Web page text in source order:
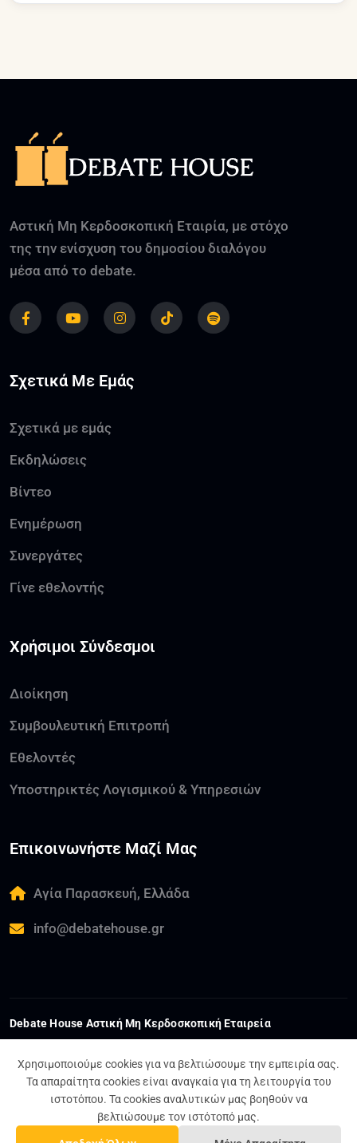
Αστική Μη Κερδοσκοπική Εταιρία, με στόχο
της την ενίσχυση του δημοσίου διαλόγου
μέσα από το debate.
Σχετικά Με Εμάς
Σχετικά με εμάς
Εκδηλώσεις
Βίντεο
Ενημέρωση
Συνεργάτες
Γίνε εθελοντής
Χρήσιμοι Σύνδεσμοι
Διοίκηση
Συμβουλευτική Επιτροπή
Εθελοντές
Υποστηρικτές Λογισμικού & Υπηρεσιών
Επικοινωνήστε Μαζί Μας
Αγία Παρασκευή, Ελλάδα
info@debatehouse.gr
Debate House Αστική Μη Κερδοσκοπική Εταιρεία
Όροι και Προϋποθέσεις
Πολιτική Απορρήτου
Σχέδιο Ισότητας Φύλων
Χρησιμοποιούμε cookies για να βελτιώσουμε την εμπειρία σας.
Τα απαραίτητα cookies είναι αναγκαία για τη λειτουργία του
ιστοτόπου. Τα cookies αναλυτικών μας βοηθούν να
βελτιώσουμε τον ιστότοπό μας.